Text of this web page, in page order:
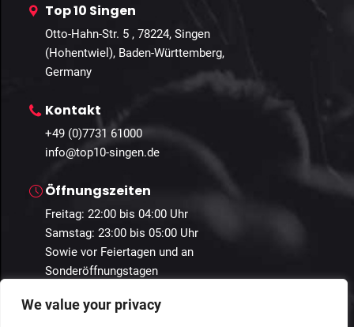
We value your privacy
Top 10 Singen
Otto-Hahn-Str. 5 , 78224, Singen
(Hohentwiel), Baden-Württemberg,
Germany
Kontakt
+49 (0)7731 61000
info@top10-singen.de
Öffnungszeiten
Freitag: 22:00 bis 04:00 Uhr
Samstag: 23:00 bis 05:00 Uhr
Sowie vor Feiertagen und an
Sonderöffnungstagen